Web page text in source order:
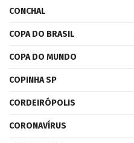
CONCHAL
COPA DO BRASIL
COPA DO MUNDO
COPINHA SP
CORDEIRÓPOLIS
CORONAVÍRUS